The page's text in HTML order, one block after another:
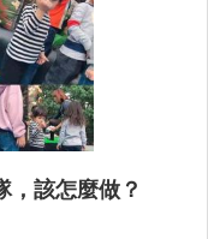
，該怎麼做？